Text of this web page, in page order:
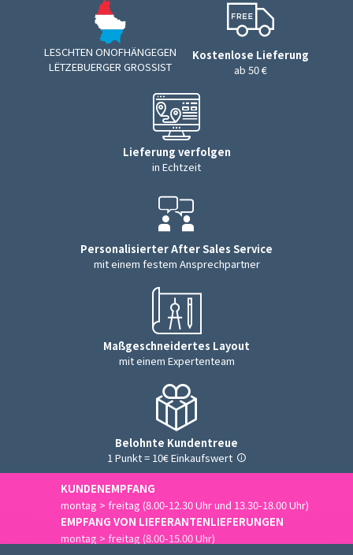
LESCHTEN ONOFHÄNGEGEN
LËTZEBUERGER GROSSIST
Kostenlose Lieferung
ab 50 €
Lieferung verfolgen
in Echtzeit
Personalisierter After Sales Service
mit einem festem Ansprechpartner
Maßgeschneidertes Layout
mit einem Expertenteam
Belohnte Kundentreue
1 Punkt = 10€ Einkaufswert
KUNDENEMPFANG
montag > freitag (8.00-12.30 Uhr und 13.30-18.00 Uhr)
EMPFANG VON LIEFERANTENLIEFERUNGEN
montag > freitag (8.00-15.00 Uhr)